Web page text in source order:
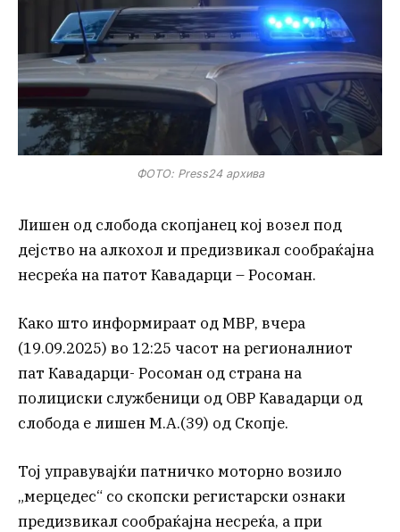
ФОТО: Press24 архива
Лишен од слобода скопјанец кој возел под
дејство на алкохол и предизвикал сообраќајна
несреќа на патот Кавадарци – Росоман.
Како што информираат од МВР, вчера
(19.09.2025) во 12:25 часот на регионалниот
пат Кавадарци- Росоман од страна на
полициски службеници од ОВР Кавадарци од
слобода е лишен М.А.(39) од Скопје.
Тој управувајќи патничко моторно возило
„мерцедес“ со скопски регистарски ознаки
предизвикал сообраќајна несреќа, а при